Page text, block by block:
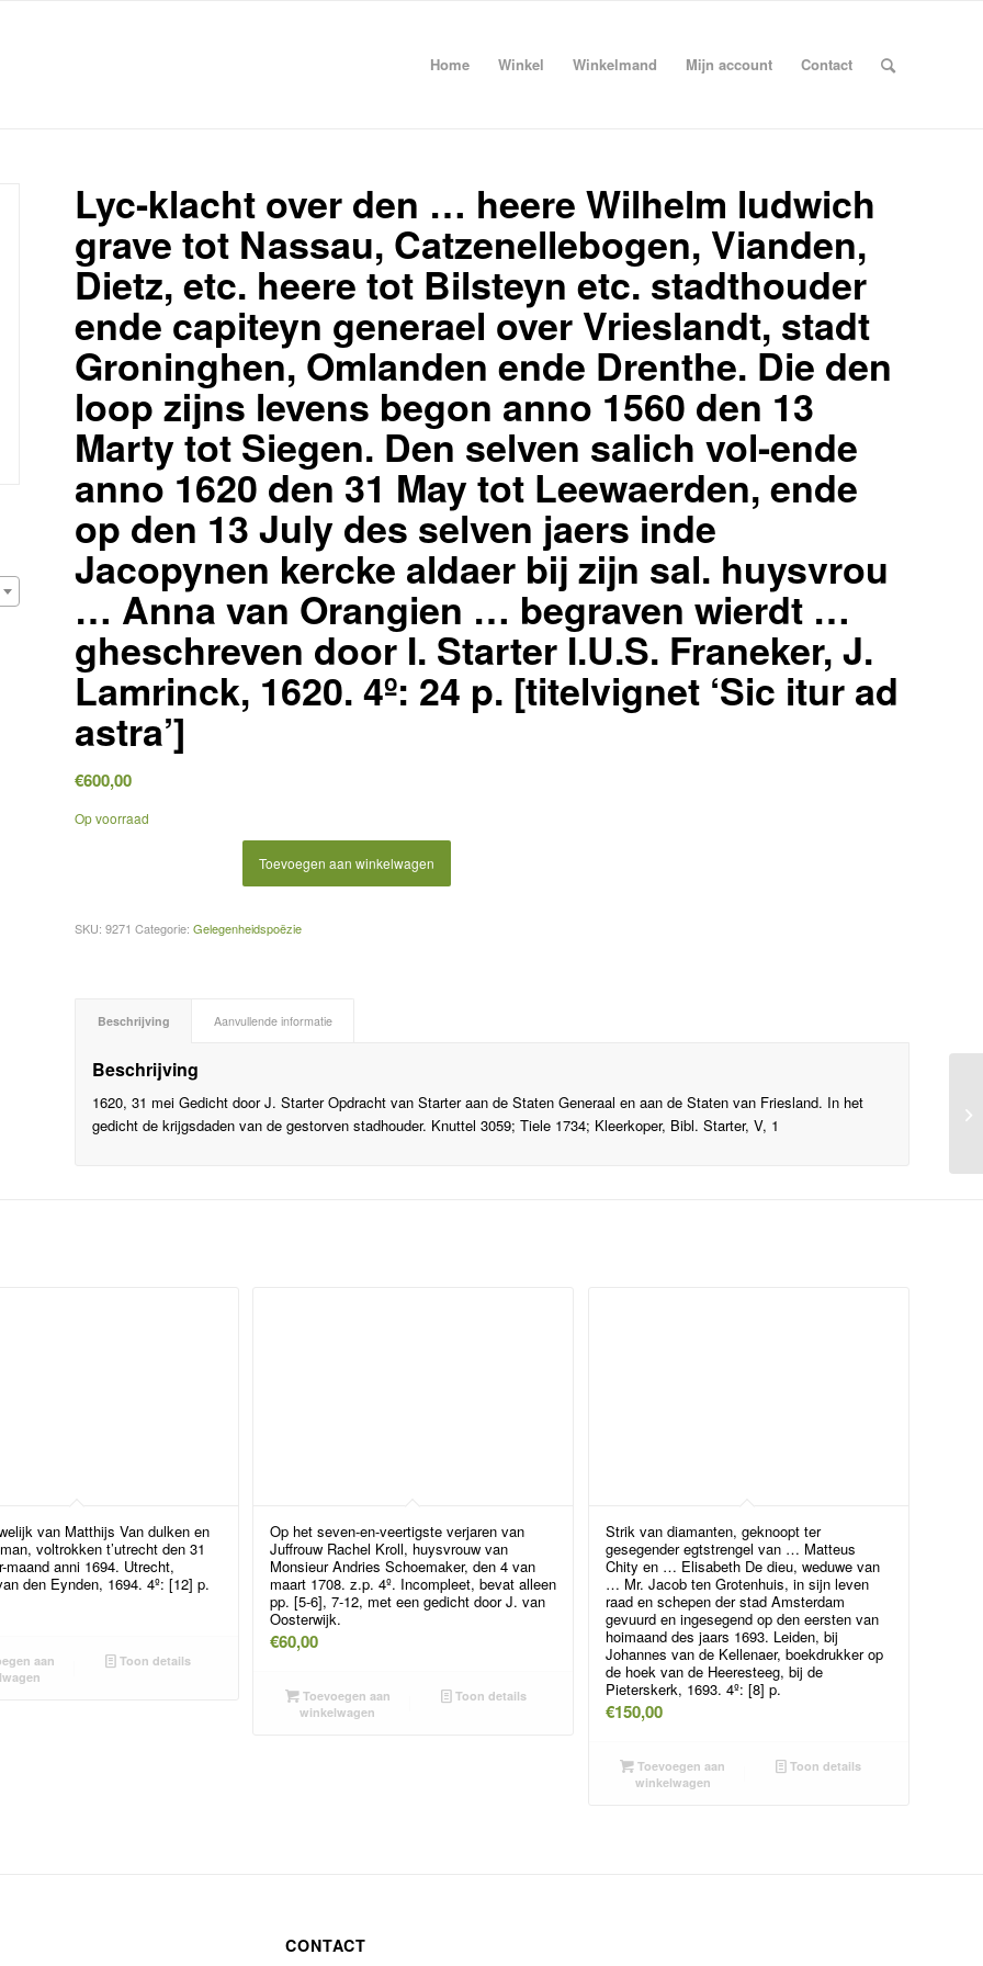
Home Winkel Winkelmand Mijn account Contact
Lyc-klacht over den … heere Wilhelm ludwich
grave tot Nassau, Catzenellebogen, Vianden,
Dietz, etc. heere tot Bilsteyn etc. stadthouder
ende capiteyn generael over Vrieslandt, stadt
Groninghen, Omlanden ende Drenthe. Die den
loop zijns levens begon anno 1560 den 13
Marty tot Siegen. Den selven salich vol-ende
anno 1620 den 31 May tot Leewaerden, ende
op den 13 July des selven jaers inde
Jacopynen kercke aldaer bij zijn sal. huysvrou
… Anna van Orangien … begraven wierdt …
gheschreven door I. Starter I.U.S. Franeker, J.
Lamrinck, 1620. 4º: 24 p. [titelvignet ‘Sic itur ad
astra’]
€600,00
Op voorraad
Toevoegen aan winkelwagen
SKU:9271 Categorie:Gelegenheidspoëzie
Beschrijving Aanvullende informatie
Beschrijving
1620, 31 mei Gedicht door J. Starter Opdracht van Starter aan de Staten Generaal en aan de Staten van Friesland. In het
gedicht de krijgsdaden van de gestorven stadhouder. Knuttel 3059; Tiele 1734; Kleerkoper, Bibl. Starter, V, 1
van Matthijs Van dulken en
voltrokken t’utrecht den 31
maand anni 1694. Utrecht,
den Eynden, 1694. 4º: [12] p.
aan
Toon details
Op het seven-en-veertigste verjaren van
Juffrouw Rachel Kroll, huysvrouw van
Monsieur Andries Schoemaker, den 4 van
maart 1708. z.p. 4º. Incompleet, bevat alleen
pp. [5-6], 7-12, met een gedicht door J. van
Oosterwijk.
€60,00
Toevoegen aan
winkelwagen
Toon details
Strik van diamanten, geknoopt ter
gesegender egtstrengel van … Matteus
Chity en … Elisabeth De dieu, weduwe van
… Mr. Jacob ten Grotenhuis, in sijn leven
raad en schepen der stad Amsterdam
gevuurd en ingesegend op den eersten van
hoimaand des jaars 1693. Leiden, bij
Johannes van de Kellenaer, boekdrukker op
de hoek van de Heeresteeg, bij de
Pieterskerk, 1693. 4º: [8] p.
€150,00
Toevoegen aan
winkelwagen
Toon details
CONTACT